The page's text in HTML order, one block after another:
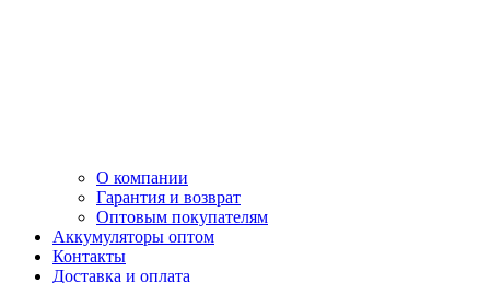
О компании
Гарантия и возврат
Оптовым покупателям
Аккумуляторы оптом
Контакты
Доставка и оплата